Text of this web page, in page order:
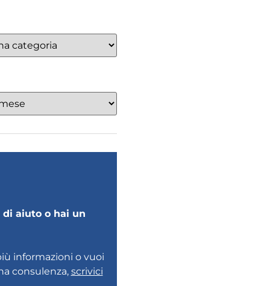
di aiuto o hai un
informazioni o vuoi
consulenza, scrivici